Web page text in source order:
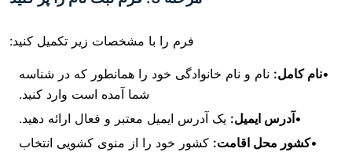
فرم را با مشخصات زیر تکمیل کنید:
و نام خانوادگی خود را همانطور که در شناسه
شما آمده است وارد کنید.
یک آدرس ایمیل معتبر و فعال ارائه دهید.
اقامت:کشور خود را از منوی کشویی انتخاب